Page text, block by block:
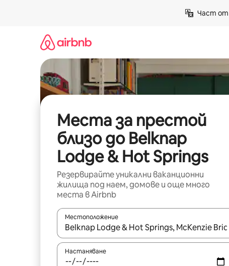
Част от
Места за престой
близо до Belknap
Lodge & Hot Springs
Резервирайте уникални ваканционни
жилища под наем, домове и още много
места в Airbnb
Местоположение
Когато резултатите се покажат,
Настаняване